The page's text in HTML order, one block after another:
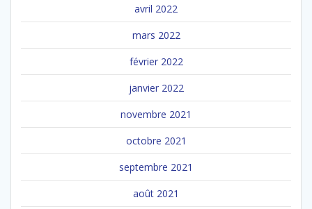
avril 2022
mars 2022
février 2022
janvier 2022
novembre 2021
octobre 2021
septembre 2021
août 2021